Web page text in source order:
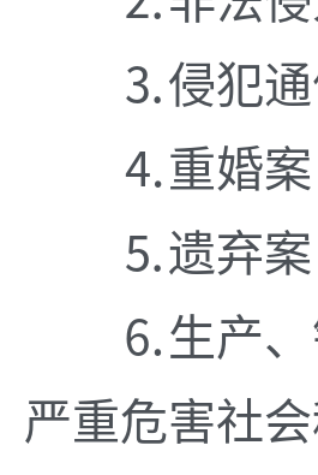
⒊侵犯通信
⒋重婚案（
⒌遗弃案（
⒍生产、销
严重危害社